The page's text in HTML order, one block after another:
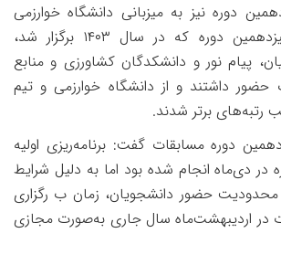
دوره نیز به میزبانی دانشگاه خوارزمی
دوره که در سال ۱۴۰۳ برگزار شد،
پیام نور و دانشکدگان کشاورزی و منابع
داشتند و از دانشگاه خوارزمی و تیم
برتر شدند.
دوره مسابقات گفت: برنامه‌ریزی اولیه
در دی‌ماه انجام شده بود اما به دلیل شرایط
حضور دانشجویان، زمان ب رگزاری
در اردیبهشت‌ماه سال جاری به‌صورت مجازی